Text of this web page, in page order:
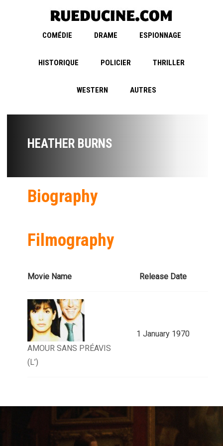
COMÉDIE DRAME ESPIONNAGE
HISTORIQUE POLICIER THRILLER
WESTERN AUTRES
HEATHER BURNS
Biography
Filmography
Movie Name Release Date
AMOUR SANS PRÉAVIS
(L’)
1 January 1970